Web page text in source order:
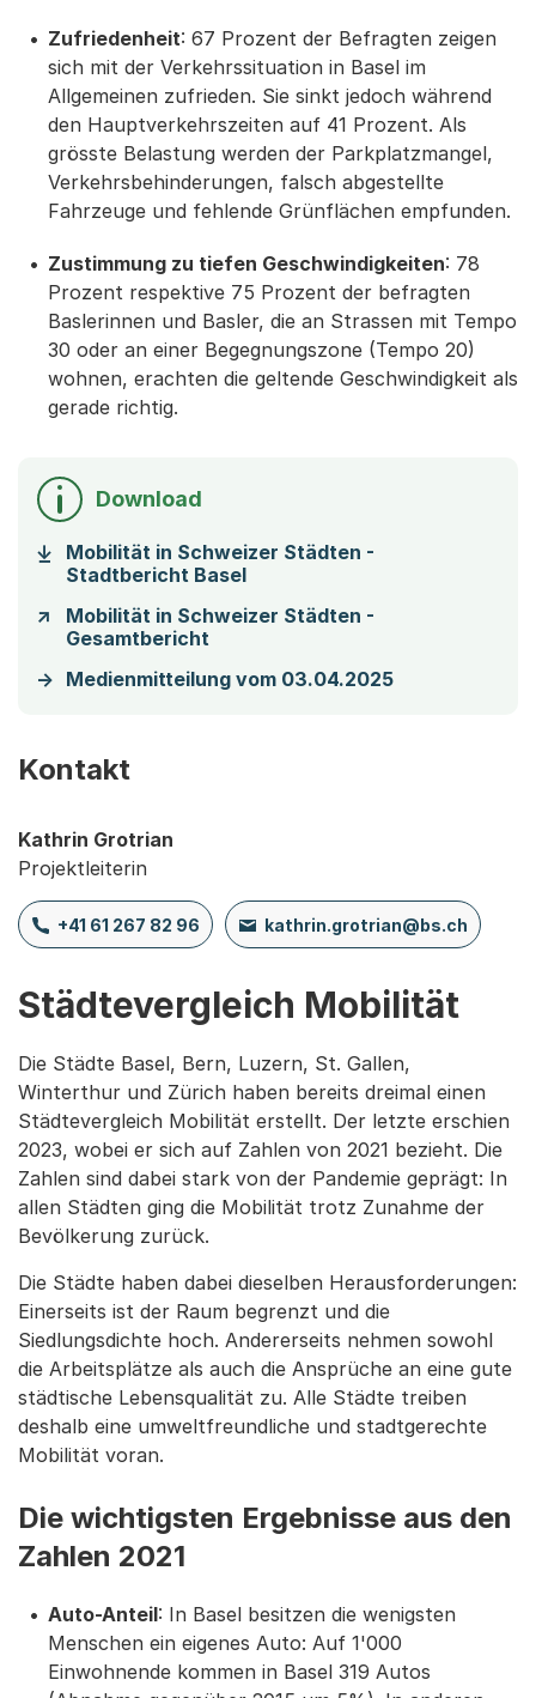
Zufriedenheit: 67 Prozent der Befragten zeigen
sich mit der Verkehrssituation in Basel im
Allgemeinen zufrieden. Sie sinkt jedoch während
den Hauptverkehrszeiten auf 41 Prozent. Als
grösste Belastung werden der Parkplatzmangel,
Verkehrsbehinderungen, falsch abgestellte
Fahrzeuge und fehlende Grünflächen empfunden.
Zustimmung zu tiefen Geschwindigkeiten: 78
Prozent respektive 75 Prozent der befragten
Baslerinnen und Basler, die an Strassen mit Tempo
30 oder an einer Begegnungszone (Tempo 20)
wohnen, erachten die geltende Geschwindigkeit als
gerade richtig.
Download
Mobilität in Schweizer Städten -
Stadtbericht Basel(Startet einen Download)
Mobilität in Schweizer Städten -
Gesamtbericht
Medienmitteilung vom 03.04.2025
Kontakt
Kathrin Grotrian
Projektleiterin
+41 61 267 82 96 kathrin.grotrian@bs.ch
Städtevergleich Mobilität
Die Städte Basel, Bern, Luzern, St. Gallen,
Winterthur und Zürich haben bereits dreimal einen
Städtevergleich Mobilität erstellt. Der letzte erschien
2023, wobei er sich auf Zahlen von 2021 bezieht. Die
Zahlen sind dabei stark von der Pandemie geprägt: In
allen Städten ging die Mobilität trotz Zunahme der
Bevölkerung zurück.
Die Städte haben dabei dieselben Herausforderungen:
Einerseits ist der Raum begrenzt und die
Siedlungsdichte hoch. Andererseits nehmen sowohl
die Arbeitsplätze als auch die Ansprüche an eine gute
städtische Lebensqualität zu. Alle Städte treiben
deshalb eine umweltfreundliche und stadtgerechte
Mobilität voran.
Die wichtigsten Ergebnisse aus den
Zahlen 2021
Auto-Anteil: In Basel besitzen die wenigsten
Menschen ein eigenes Auto: Auf 1'000
Einwohnende kommen in Basel 319 Autos